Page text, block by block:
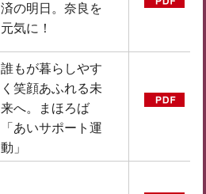
済の明日。奈良を
元気に！
誰もが暮らしやす
く笑顔あふれる未
来へ。まほろば
「あいサポート運
動」